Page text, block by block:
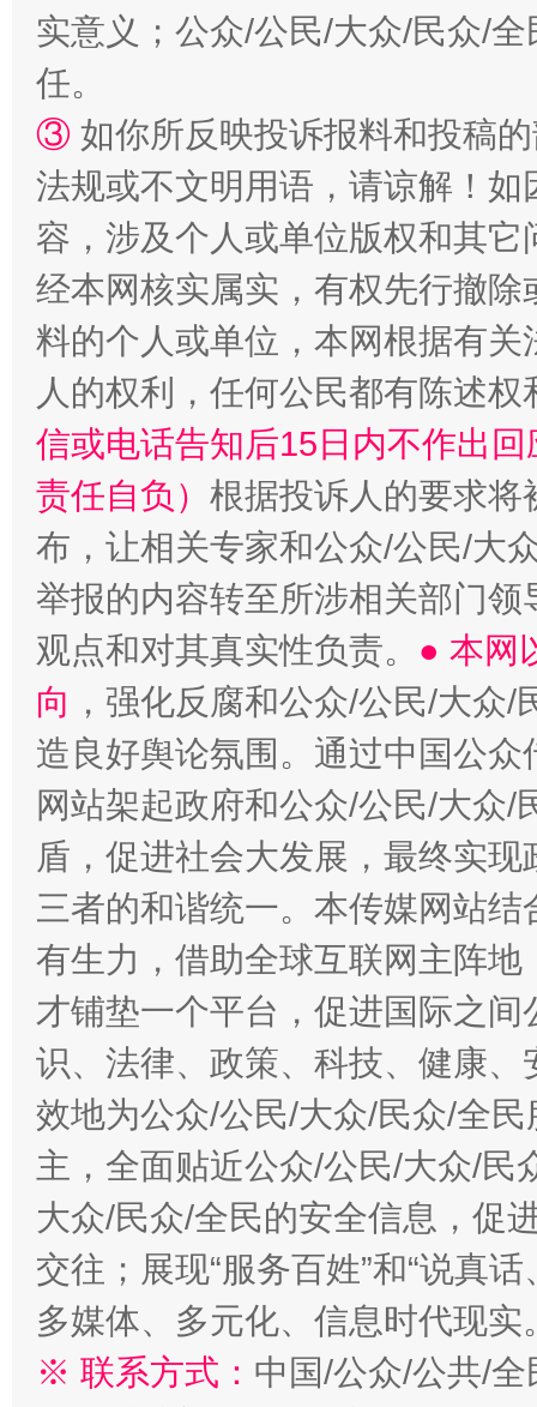
实意义；公众/公民/大众/民众/
任。
③ 如你所反映投诉报料和投稿
法规或不文明用语，请谅解！
容，涉及个人或单位版权和其它
经本网核实属实，有权先行撤
料的个人或单位，本网根据有
人的权利，任何公民都有陈述
信或电话告知后15日内不作出
责任自负） 根据投诉人的要求将
布，让相关专家和公众/公民/大
举报的内容转至所涉相关部门
观点和对其真实性负责。 ● 本网
向 ，强化反腐和公众/公民/大众
造良好舆论氛围。通过中国公
网站架起政府和公众/公民/大众
盾，促进社会大发展，最终实
三者的和谐统一。本传媒网站
有生力，借助全球互联网主阵
才铺垫一个平台，促进国际之
识、法律、政策、科技、健康
效地为公众/公民/大众/民众/全
主，全面贴近公众/公民/大众/民
大众/民众/全民的安全信息，促
交往；展现“服务百姓”和“说真
多媒体、多元化、信息时代现实
※ 联系方式： 中国/公众/公共/